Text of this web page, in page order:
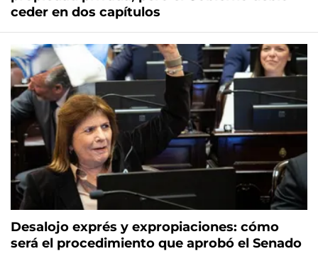
ceder en dos capítulos
Desalojo exprés y expropiaciones: cómo
será el procedimiento que aprobó el Senado